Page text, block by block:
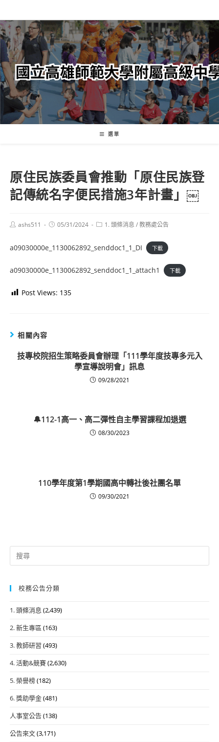
轉
至
主
內
容
選單
原住民族委員會推動「原住民族登
記傳統名字便民措施3年計畫」￼
Postashs511
Post05/31/2024
Post1. 頭條消息 /教務處公告
a09030000e_1130062892_senddoc1_1_DI 下載
a09030000e_1130062892_senddoc1_1_attach1 下載
Post Views: 135
相關內容
技專校院招生策略委員會辦理「111學年度技專多元入
學宣導說明會」訊息
09/28/2021
🔔112-1高一、高二彈性自主學習課程加退選
08/30/2023
110學年度第1學期國高中轉社後社團名單
09/30/2021
Search
for:
校務公告分類
1. 頭條消息 (2,439)
2. 新生專區 (163)
3. 教師研習 (493)
4. 活動&競賽(2,630)
5. 榮譽榜(182)
6. 獎助學金(481)
人事室公告(138)
公告來文(3,171)